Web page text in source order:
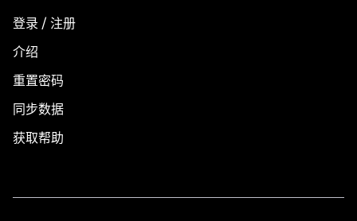
登录 / 注册
介绍
重置密码
同步数据
获取帮助